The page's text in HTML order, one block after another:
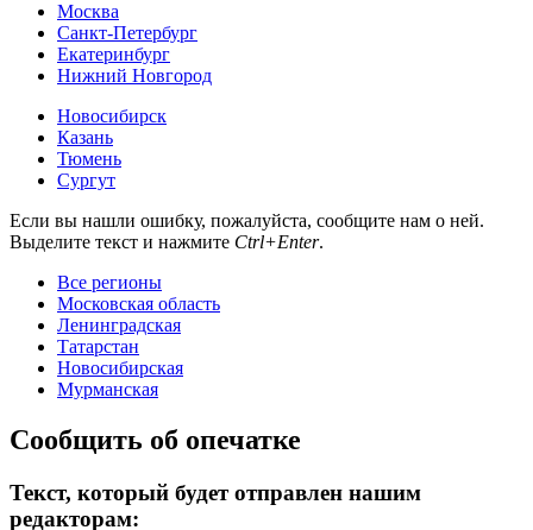
Москва
Санкт-Петербург
Екатеринбург
Нижний Новгород
Новосибирск
Казань
Тюмень
Сургут
Если вы нашли ошибку, пожалуйста, сообщите нам о ней.
Выделите текст и нажмите Ctrl+Enter.
Все регионы
Московская область
Ленинградская
Татарстан
Новосибирская
Мурманская
Сообщить об опечатке
Текст, который будет отправлен нашим
редакторам: